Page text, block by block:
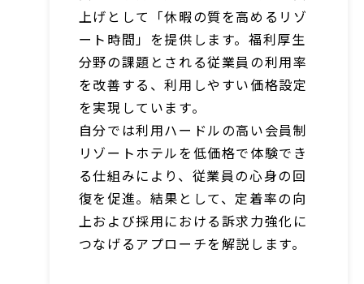
上げとして「休暇の質を高めるリゾ
ート時間」を提供します。福利厚生
分野の課題とされる従業員の利用率
を改善する、利用しやすい価格設定
を実現しています。
自分では利用ハードルの高い会員制
リゾートホテルを低価格で体験でき
る仕組みにより、従業員の心身の回
復を促進。結果として、定着率の向
上および採用における訴求力強化に
つなげるアプローチを解説します。